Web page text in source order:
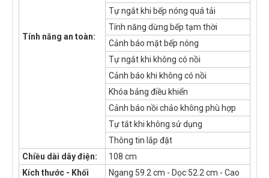
Tính năng an toàn:
Tự ngắt khi bếp nóng quá tải
Tính năng dừng bếp tạm thời
Cảnh báo mặt bếp nóng
Tự ngắt khi không có nồi
Cảnh báo khi không có nồi
Khóa bảng điều khiển
Cảnh báo nồi chảo không phù hợp
Tự tắt khi không sử dụng
Thông tin lắp đặt
Chiều dài dây điện:
108 cm
Kích thước - Khối
Ngang 59.2 cm - Dọc 52.2 cm - Cao